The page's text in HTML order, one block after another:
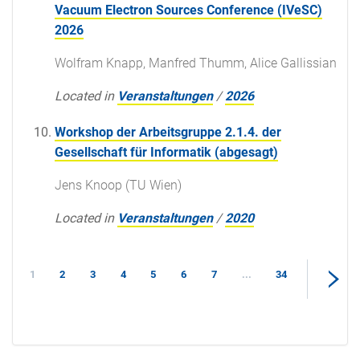
Vacuum Electron Sources Conference (IVeSC)
2026
Wolfram Knapp, Manfred Thumm, Alice Gallissian
Located in Veranstaltungen /2026
Workshop der Arbeitsgruppe 2.1.4. der
Gesellschaft für Informatik (abgesagt)
Jens Knoop (TU Wien)
Located in Veranstaltungen /2020
1 2 3 4 5 6 7 ... 34